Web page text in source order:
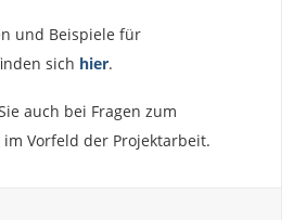
und Beispiele für
sich hier.
auch bei Fragen zum
Vorfeld der Projektarbeit.